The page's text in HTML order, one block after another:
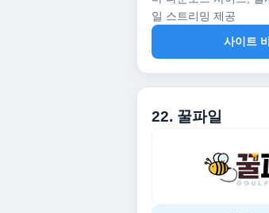
일 스트리밍 제공
사이트
22. 꿀파일